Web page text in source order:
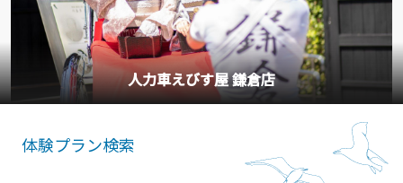
人力車えびす屋 鎌倉店
体験プラン検索